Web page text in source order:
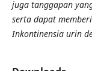
juga tanggapan
serta dapat
Inkontinensia urin